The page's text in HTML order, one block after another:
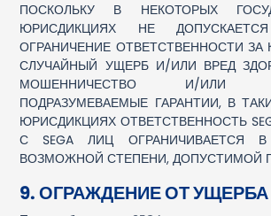
ПОСКОЛЬКУ В НЕКОТОРЫХ
ЮРИСДИКЦИЯХ НЕ
ОГРАНИЧЕНИЕ ОТВЕТСТВЕННОСТИ
СЛУЧАЙНЫЙ УЩЕРБ И/ИЛИ ВРЕД
МОШЕННИЧЕСТВО И/ИЛИ
ПОДРАЗУМЕВАЕМЫЕ ГАРАНТИИ, В
ЮРИСДИКЦИЯХ ОТВЕТСТВЕННОСТЬ
С SEGA ЛИЦ ОГРАНИЧИВАЕТСЯ
ВОЗМОЖНОЙ СТЕПЕНИ, ДОПУСТИМОЙ
9. ОГРАЖДЕНИЕ ОТ УЩЕРБА